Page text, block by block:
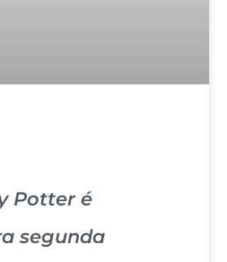
Potter é
segunda